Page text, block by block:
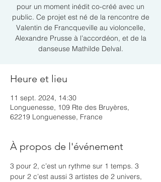
pour un moment inédit co-créé avec un
public. Ce projet est né de la rencontre de
Valentin de Francqueville au violoncelle,
Alexandre Prusse à l’accordéon, et de la
danseuse Mathilde Delval.
Heure et lieu
11 sept. 2024, 14:30
Longuenesse, 109 Rte des Bruyères,
62219 Longuenesse, France
À propos de l'événement
3 pour 2, c’est un rythme sur 1 temps. 3
pour 2 c’est aussi 3 artistes de 2 univers,